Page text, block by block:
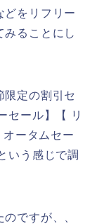
どをリフリー
みることにし
限定の割引セ
セール】【 リ
ータムセー
いう感じで調
ですが、、